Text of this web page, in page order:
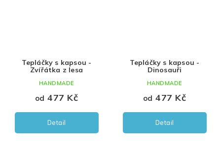
Tepláčky s kapsou -
Zvířátka z lesa
od 477 Kč
Detail
HANDMADE
Tepláčky s kapsou -
Dinosauři
od 477 Kč
Detail
HANDMADE